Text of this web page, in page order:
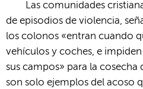
Las comunidades
de episodios de violencia,
los colonos «entran cuando
vehículos y coches, e
sus campos» para la cosecha
son solo ejemplos del acoso